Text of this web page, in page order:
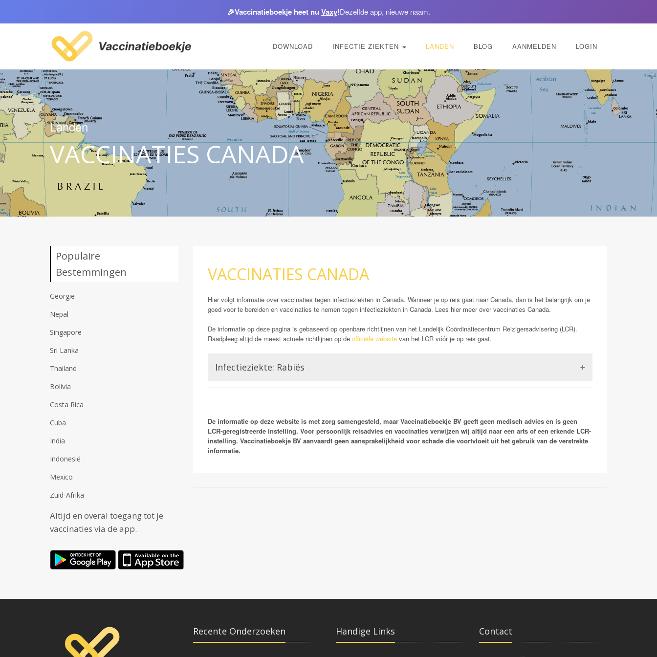
🎉Vaccinatieboekje heet nu Vaxy!Dezelfde app, nieuwe naam.
DOWNLOAD INFECTIE ZIEKTEN LANDEN BLOG AANMELDEN LOGIN
Landen
VACCINATIES CANADA
Populaire
Bestemmingen
Georgië
Nepal
Singapore
Sri Lanka
Thailand
Bolivia
Costa Rica
Cuba
India
Indonesië
Mexico
Zuid-Afrika
Altijd en overal toegang tot je
vaccinaties via de app.
VACCINATIES CANADA
Hier volgt informatie over vaccinaties tegen infectieziekten in Canada. Wanneer je op reis gaat naar Canada, dan is het belangrijk om je
goed voor te bereiden en vaccinaties te nemen tegen infectieziekten in Canada. Lees hier meer over vaccinaties Canada.
De informatie op deze pagina is gebaseerd op openbare richtlijnen van het Landelijk Coördinatiecentrum Reizigersadvisering (LCR).
Raadpleeg altijd de meest actuele richtlijnen op de officiële websitevan het LCR vóór je op reis gaat.
Infectieziekte: Rabiës
zoogdieren, denk dan met name aan honden maar in sommige gebieden ook andere zoogdieren waarbij met name vleermuizen
een berucht reservoir zijn voor het virus.
Vaccinaties:
De informatie op deze website is met zorg samengesteld, maar Vaccinatieboekje BV geeft geen medisch advies en is geen
LCR-geregistreerde instelling. Voor persoonlijk reisadvies en vaccinaties verwijzen wij altijd naar een arts of een erkende LCR-
instelling. Vaccinatieboekje BV aanvaardt geen aansprakelijkheid voor schade die voortvloeit uit het gebruik van de verstrekte
informatie.
Recente Onderzoeken Handige Links Contact